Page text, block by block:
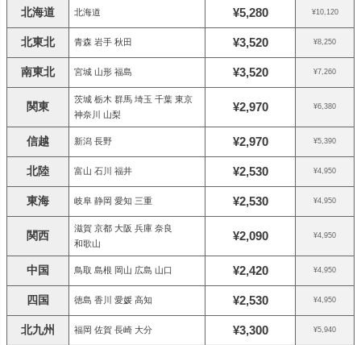
北海道 北海道 ¥5,280 ¥10,120
北東北 青森 岩手 秋田 ¥3,520 ¥8,250
南東北 宮城 山形 福島 ¥3,520 ¥7,260
関東
茨城 栃木 群馬 埼玉 千葉 東京
神奈川 山梨
¥2,970 ¥6,380
信越 新潟 長野 ¥2,970 ¥5,390
北陸 富山 石川 福井 ¥2,530 ¥4,950
東海 岐阜 静岡 愛知 三重 ¥2,530 ¥4,950
関西
滋賀 京都 大阪 兵庫 奈良
和歌山
¥2,090 ¥4,950
中国 鳥取 島根 岡山 広島 山口 ¥2,420 ¥4,950
四国 徳島 香川 愛媛 高知 ¥2,530 ¥4,950
北九州 福岡 佐賀 長崎 大分 ¥3,300 ¥5,940